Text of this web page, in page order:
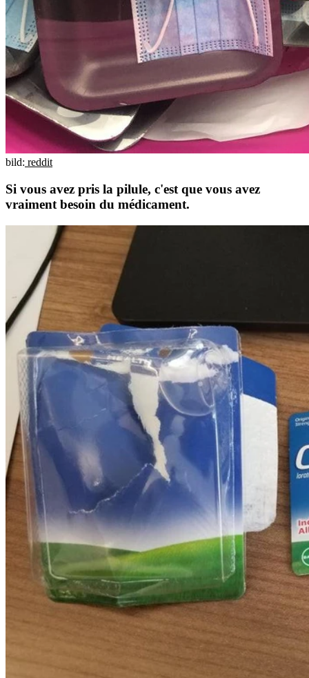
bild: reddit
Si vous avez pris la pilule, c'est que vous avez
vraiment besoin du médicament.